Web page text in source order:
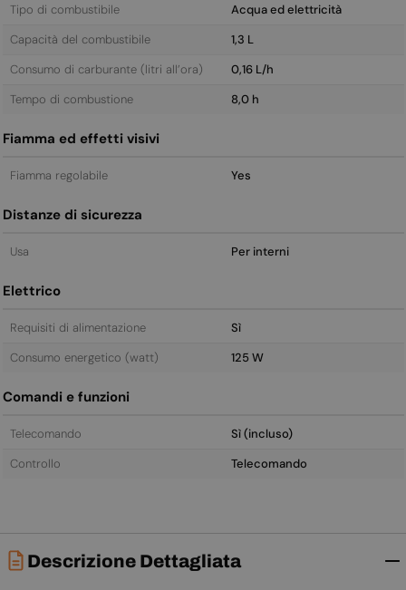
Tipo di combustibile
Acqua ed elettricità
Capacità del combustibile
1,3 L
Consumo di carburante (litri all’ora)
0,16 L/h
Tempo di combustione
8,0 h
Fiamma ed effetti visivi
Fiamma regolabile Yes
Distanze di sicurezza
Usa Per interni
Elettrico
Requisiti di alimentazione
Sì
Consumo energetico (watt)
125 W
Comandi e funzioni
Telecomando
Sì (incluso)
Controllo
Telecomando
Descrizione Dettagliata